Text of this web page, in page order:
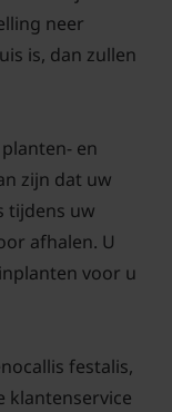
of
niet
een pot heeft
vorstvrije
pot af en toe
Het blad
worden
nieuwe groei.
neer
is, dan zullen
en
zijn dat uw
tijdens uw
afhalen. U
voor u
festalis,
klantenservice